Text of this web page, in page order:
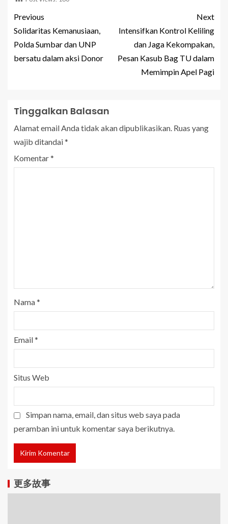
Previous
Solidaritas Kemanusiaan,
Polda Sumbar dan UNP
bersatu dalam aksi Donor
Next
Intensifkan Kontrol Keliling
dan Jaga Kekompakan,
Pesan Kasub Bag TU dalam
Memimpin Apel Pagi
Tinggalkan Balasan
Alamat email Anda tidak akan dipublikasikan. Ruas yang
wajib ditandai*
Komentar*
Nama*
Email*
Situs Web
Simpan nama, email, dan situs web saya pada
peramban ini untuk komentar saya berikutnya.
更多故事